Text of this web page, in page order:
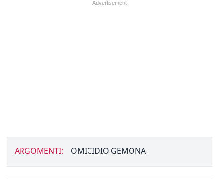
ARGOMENTI: OMICIDIO GEMONA